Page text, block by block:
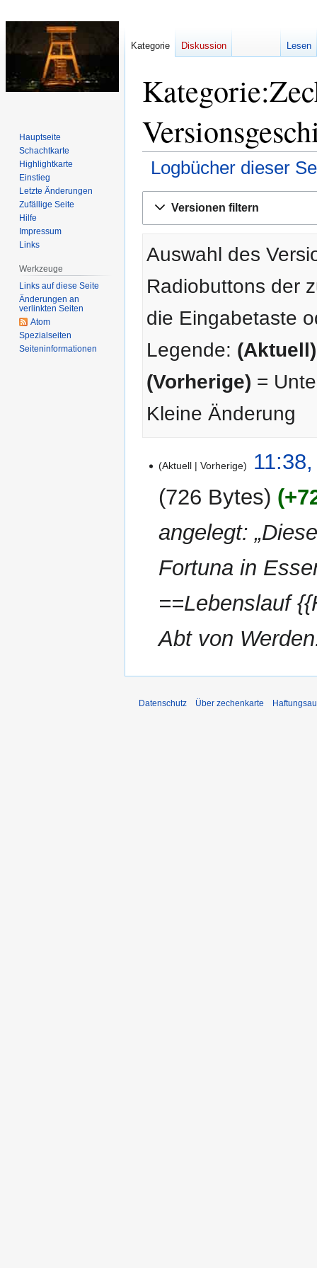
Logbücher dieser
Navigation
Suche
Versionen filtern
Auswahl des
Radiobuttons der
die Eingabetaste
Legende: (Aktuell)
(Vorherige) =
Kleine Änderung
September
2015
Aktuell Vorherige
726 Bytes
angelegt:
Fortuna in
==Lebenslauf
Abt von
Kategorie Diskussion Lesen
Hauptseite
Schachtkarte
Highlightkarte
Einstieg
Letzte Änderungen
Zufällige Seite
Hilfe
Impressum
Links
Werkzeuge
Links auf diese Seite
Änderungen an
verlinkten Seiten
Atom
Spezialseiten
Seiten­­informationen
Datenschutz Über zechenkarte